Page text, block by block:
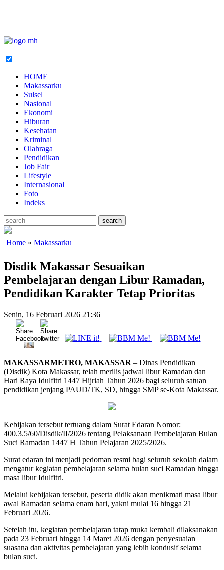
HOME
Makassarku
Sulsel
Nasional
Ekonomi
Hiburan
Kesehatan
Kriminal
Olahraga
Pendidikan
Job Fair
Lifestyle
Internasional
Foto
Indeks
Home » Makassarku
Disdik Makassar Sesuaikan
Pembelajaran dengan Libur Ramadan,
Pendidikan Karakter Tetap Prioritas
Senin, 16 Februari 2026 21:36
MAKASSARMETRO, MAKASSAR – Dinas Pendidikan
(Disdik) Kota Makassar, telah merilis jadwal libur Ramadan dan
Hari Raya Idulfitri 1447 Hijriah Tahun 2026 bagi seluruh satuan
pendidikan jenjang PAUD/TK, SD, hingga SMP se-Kota Makassar.
Kebijakan tersebut tertuang dalam Surat Edaran Nomor:
400.3.5/60/Disdik/II/2026 tentang Pelaksanaan Pembelajaran Bulan
Suci Ramadan 1447 H Tahun Pelajaran 2025/2026.
Surat edaran ini menjadi pedoman resmi bagi seluruh sekolah dalam
mengatur kegiatan pembelajaran selama bulan suci Ramadan hingga
masa libur Idulfitri.
Melalui kebijakan tersebut, peserta didik akan menikmati masa libur
awal Ramadan selama enam hari, yakni mulai 16 hingga 21
Februari 2026.
Setelah itu, kegiatan pembelajaran tatap muka kembali dilaksanakan
pada 23 Februari hingga 14 Maret 2026 dengan penyesuaian
suasana dan aktivitas pembelajaran yang lebih kondusif selama
bulan suci.